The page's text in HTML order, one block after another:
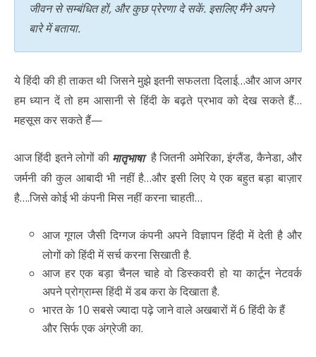
जीवन से सम्बंधित हों, और कुछ प्रेरणा दे सकें. इसलिए मैंने अपने
बारे में बताया.
ये हिंदी की ही ताकत थी जिसने मुझे इतनी सफलता दिलाई…और आज अगर
हम ध्यान दें तो हम आसानी से हिंदी के बढ़ते प्रभाव को देख सकते हैं…
महसूस कर सकते हैं—
आज हिंदी इतने लोगों की मातृभाषाहै जितनी अमेरिका, इंग्लैंड, कैनेडा, और
जर्मनी की कुल आबादी भी नहीं है…और इसी लिए ये एक बहुत बड़ा बाज़ार
है….जिसे कोई भी कंपनी मिस नहीं करना चाहती…
आज गूगल जैसी दिग्गज कंपनी अपने विज्ञापन हिंदी में देती है और
लोगों को हिंदी में सर्च करना सिखाती है.
आज हर एक बड़ा चैनल चाहे वो डिस्कवरी हो या कार्टून नेटवर्क
अपने प्रोग्राम्स हिंदी में डब करा के दिखाता है.
भारत के 10 सबसे ज्यादा पढ़े जाने वाले अखबारों में 6 हिंदी के हैं
और सिर्फ एक अंग्रेजी का.